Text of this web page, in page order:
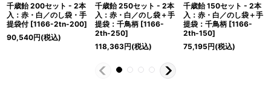
千歳飴 200セット - 2本
入：赤・白／のし袋・手
提袋付 [1166-2tn-200]
90,540円(税込)
千歳飴 250セット - 2本
入：赤・白／のし袋＋手
提袋：千鳥柄 [1166-
2th-250]
118,363円(税込)
千歳飴 150セット - 2本
入：赤・白／のし袋＋手
提袋：千鳥柄 [1166-
2th-150]
75,195円(税込)